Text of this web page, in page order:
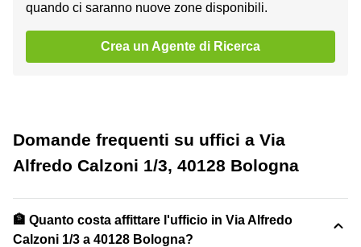
quando ci saranno nuove zone disponibili.
Crea un Agente di Ricerca
Domande frequenti su uffici a Via
Alfredo Calzoni 1/3, 40128 Bologna
🏦 Quanto costa affittare l'ufficio in Via Alfredo
Calzoni 1/3 a 40128 Bologna?